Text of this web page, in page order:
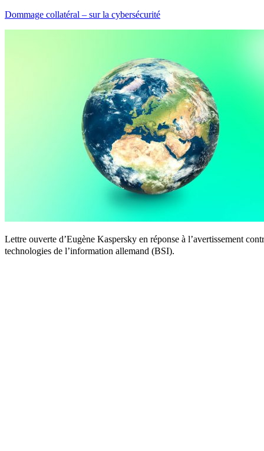
Dommage collatéral – sur la cybersécurité
Lettre ouverte d’Eugène Kaspersky en réponse à l’avertissement
technologies de l’information allemand (BSI).